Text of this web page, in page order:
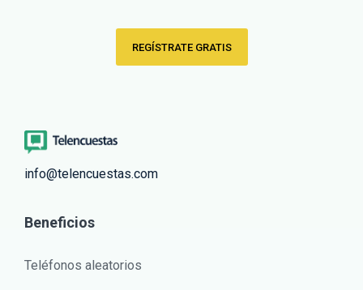
REGÍSTRATE GRATIS
info@telencuestas.com
Beneficios
Teléfonos aleatorios